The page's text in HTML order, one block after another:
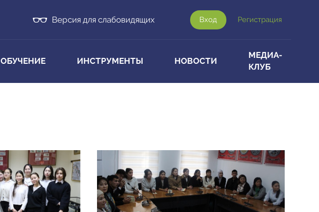
Версия для слабовидящих Вход Регистрация
ОБУЧЕНИЕ ИНСТРУМЕНТЫ НОВОСТИ
МЕДИА-
КЛУБ